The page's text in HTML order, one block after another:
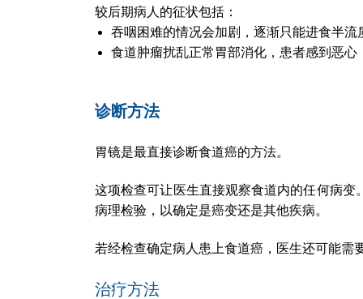
较后期病人的征状包括：
吞咽困难的情况会加剧，逐渐只能进食半
食道肿瘤扰乱正常胃部消化，患者感到恶
诊断方法
胃镜是最直接诊断食道癌的方法。
这项检查可让医生直接观察食道内的任何病
病理检验，以确定是癌变还是其他疾病。
若经检查确定病人患上食道癌，医生还可能需
治疗方法